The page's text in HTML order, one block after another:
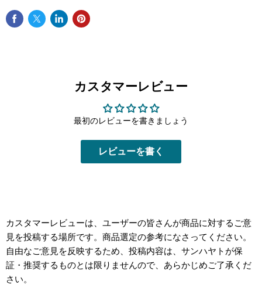
カスタマーレビュー
最初のレビューを書きましょう
レビューを書く
カスタマーレビューは、ユーザーの皆さんが商品に対するご意
見を投稿する場所です。商品選定の参考になさってください。
自由なご意見を反映するため、投稿内容は、サンハヤトが保
証・推奨するものとは限りませんので、あらかじめご了承くだ
さい。